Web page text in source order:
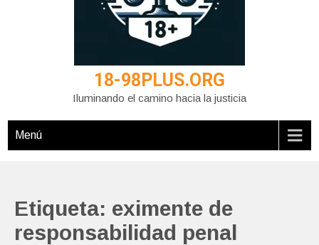
18-98PLUS.ORG
Iluminando el camino hacia la justicia
Menú
Etiqueta: eximente de
responsabilidad penal